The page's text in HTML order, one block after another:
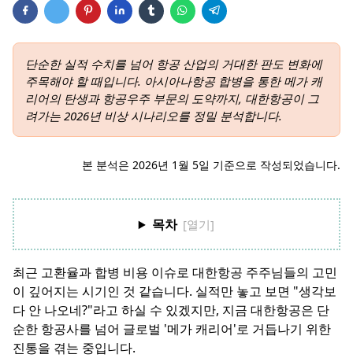
단순한 실적 수치를 넘어 항공 산업의 거대한 판도 변화에
주목해야 할 때입니다. 아시아나항공 합병을 통한 메가 캐
리어의 탄생과 항공우주 부문의 도약까지, 대한항공이 그
려가는 2026년 비상 시나리오를 정밀 분석합니다.
본 분석은 2026년 1월 5일 기준으로 작성되었습니다.
목차
최근 고환율과 합병 비용 이슈로 대한항공 주주님들의 고민
이 깊어지는 시기인 것 같습니다. 실적만 놓고 보면 "생각보
다 안 나오네?"라고 하실 수 있겠지만, 지금 대한항공은 단
순한 항공사를 넘어 글로벌 '메가 캐리어'로 거듭나기 위한
진통을 겪는 중입니다.